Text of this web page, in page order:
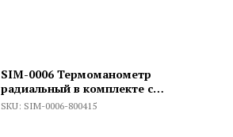
SIM-0006 Термоманометр
радиальный в комплекте с
автоматическим запорным
SKU: SIM-0006-800415